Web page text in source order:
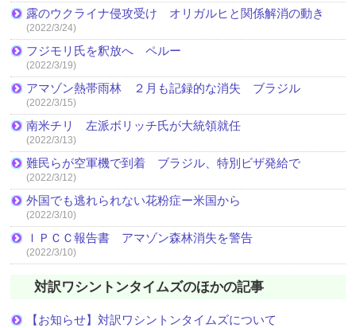
露のウクライナ侵攻受け オリガルヒと関係解消の動き
(2022/3/24)
フジモリ氏を釈放へ ペルー
(2022/3/19)
アマゾン熱帯雨林 ２月も記録的な消失 ブラジル
(2022/3/15)
南米チリ 左派ボリッチ氏が大統領就任
(2022/3/13)
難民らが空軍機で到着 ブラジル、特別ビザ発給で
(2022/3/12)
外国でも逃れられない花粉症ー米国から
(2022/3/10)
ＩＰＣＣ報告書 アマゾン森林消失を警告
(2022/3/10)
対訳ワシントンタイムズのほかの記事
【お知らせ】対訳ワシントンタイムズについて